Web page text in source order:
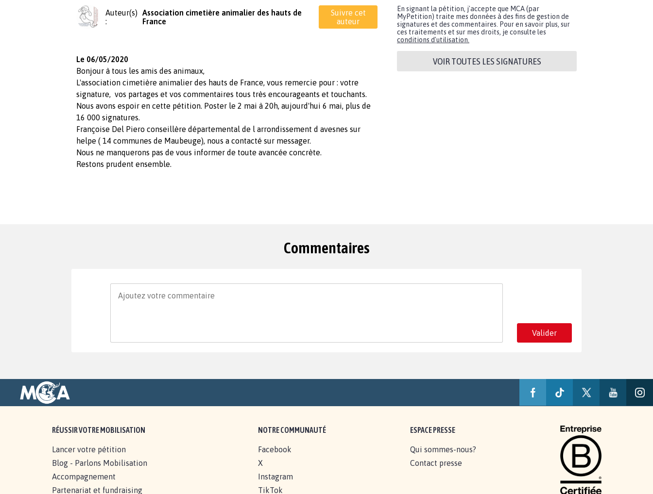
Auteur(s)
:
Association cimetière animalier des hauts de
France
Suivre cet
auteur
Le 06/05/2020
Bonjour à tous les amis des animaux,
L'association cimetière animalier des hauts de France, vous remercie pour : votre
signature, vos partages et vos commentaires tous très encourageants et touchants.
Nous avons espoir en cette pétition. Poster le 2 mai à 20h, aujourd'hui 6 mai, plus de
16 000 signatures.
Françoise Del Piero conseillère départemental de l arrondissement d avesnes sur
helpe ( 14 communes de Maubeuge), nous a contacté sur messager.
Nous ne manquerons pas de vous informer de toute avancée concrète.
Restons prudent ensemble.
En signant la pétition, j'accepte que MCA (par
MyPetition) traite mes données à des fins de gestion de
signatures et des commentaires. Pour en savoir plus, sur
ces traitements et sur mes droits, je consulte les
conditions d'utilisation.
VOIR TOUTES LES SIGNATURES
Commentaires
Valider
RÉUSSIR VOTRE MOBILISATION
Lancer votre pétition
Blog - Parlons Mobilisation
Accompagnement
Partenariat et fundraising
NOTRE COMMUNAUTÉ
Facebook
X
Instagram
TikTok
ESPACE PRESSE
Qui sommes-nous?
Contact presse